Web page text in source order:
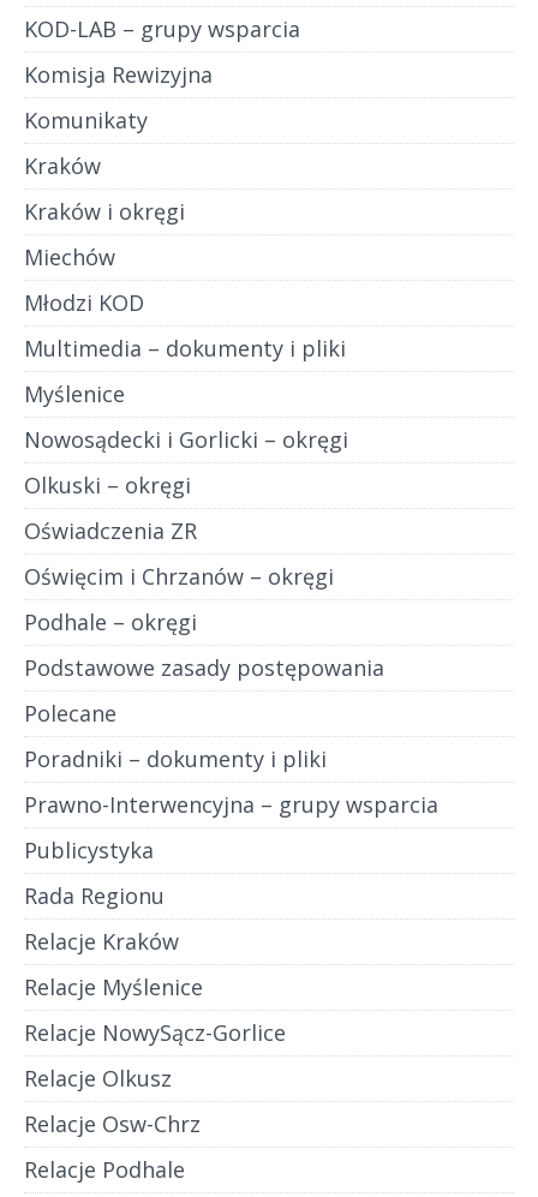
KOD-LAB – grupy wsparcia
Komisja Rewizyjna
Komunikaty
Kraków
Kraków i okręgi
Miechów
Młodzi KOD
Multimedia – dokumenty i pliki
Myślenice
Nowosądecki i Gorlicki – okręgi
Olkuski – okręgi
Oświadczenia ZR
Oświęcim i Chrzanów – okręgi
Podhale – okręgi
Podstawowe zasady postępowania
Polecane
Poradniki – dokumenty i pliki
Prawno-Interwencyjna – grupy wsparcia
Publicystyka
Rada Regionu
Relacje Kraków
Relacje Myślenice
Relacje NowySącz-Gorlice
Relacje Olkusz
Relacje Osw-Chrz
Relacje Podhale